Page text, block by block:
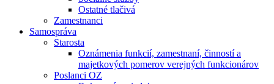
Ostatné tlačivá
Zamestnanci
Samospráva
Starosta
Oznámenia funkcií, zamestnaní, činností a
majetkových pomerov verejných funkcionárov
Poslanci OZ